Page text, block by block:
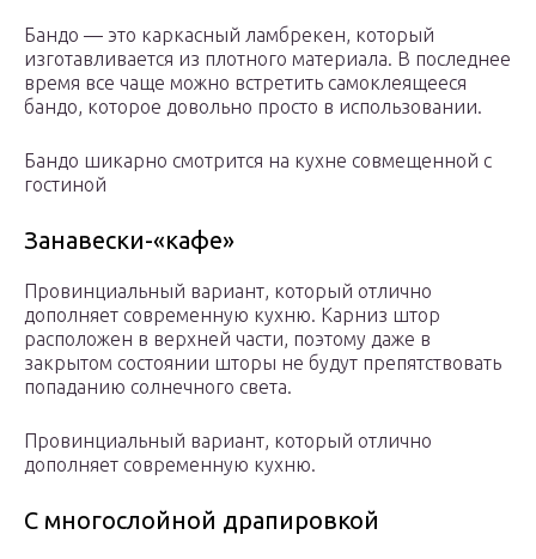
Бандо — это каркасный ламбрекен, который
изготавливается из плотного материала. В последнее
время все чаще можно встретить самоклеящееся
бандо, которое довольно просто в использовании.
Бандо шикарно смотрится на кухне совмещенной с
гостиной
Занавески-«кафе»
Провинциальный вариант, который отлично
дополняет современную кухню. Карниз штор
расположен в верхней части, поэтому даже в
закрытом состоянии шторы не будут препятствовать
попаданию солнечного света.
Провинциальный вариант, который отлично
дополняет современную кухню.
С многослойной драпировкой